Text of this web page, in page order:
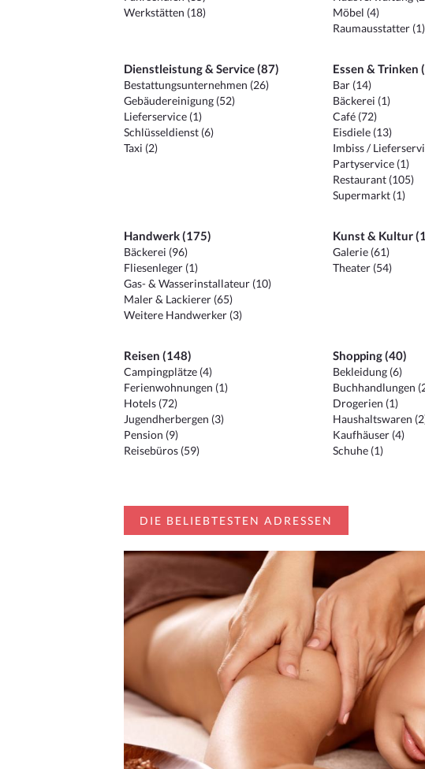
Werkstätten (18)
Möbel (4)
Raumausstatter (1)
Dienstleistung & Service (87)
Bestattungsunternehmen (26)
Gebäudereinigung (52)
Lieferservice (1)
Schlüsseldienst (6)
Taxi (2)
Essen & Trinken
Bar (14)
Bäckerei (1)
Café (72)
Eisdiele (13)
Imbiss /
Partyservice (1)
Restaurant (105)
Supermarkt (1)
Handwerk (175)
Bäckerei (96)
Fliesenleger (1)
Gas- & Wasserinstallateur (10)
Maler & Lackierer (65)
Weitere Handwerker (3)
Kunst & Kultur
Galerie (61)
Theater (54)
Reisen (148)
Campingplätze (4)
Ferienwohnungen (1)
Hotels (72)
Jugendherbergen (3)
Pension (9)
Reisebüros (59)
Shopping (40)
Bekleidung (6)
Buchhandlungen
Drogerien (1)
Haushaltswaren
Kaufhäuser (4)
Schuhe (1)
DIE BELIEBTESTEN ADRESSEN